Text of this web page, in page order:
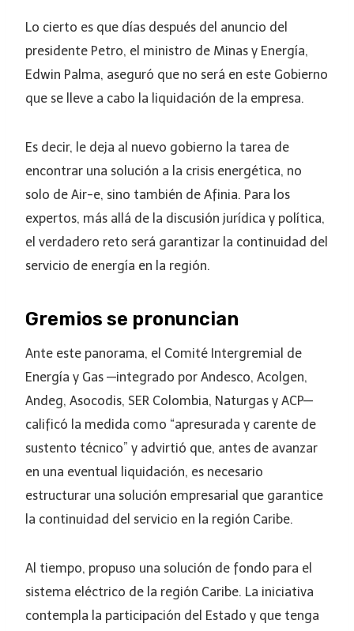
Lo cierto es que días después del anuncio del
presidente Petro, el ministro de Minas y Energía,
Edwin Palma, aseguró que no será en este Gobierno
que se lleve a cabo la liquidación de la empresa.
Es decir, le deja al nuevo gobierno la tarea de
encontrar una solución a la crisis energética, no
solo de Air-e, sino también de Afinia. Para los
expertos, más allá de la discusión jurídica y política,
el verdadero reto será garantizar la continuidad del
servicio de energía en la región.
Gremios se pronuncian
Ante este panorama, el Comité Intergremial de
Energía y Gas —integrado por Andesco, Acolgen,
Andeg, Asocodis, SER Colombia, Naturgas y ACP—
calificó la medida como “apresurada y carente de
sustento técnico” y advirtió que, antes de avanzar
en una eventual liquidación, es necesario
estructurar una solución empresarial que garantice
la continuidad del servicio en la región Caribe.
Al tiempo, propuso una solución de fondo para el
sistema eléctrico de la región Caribe. La iniciativa
contempla la participación del Estado y que tenga